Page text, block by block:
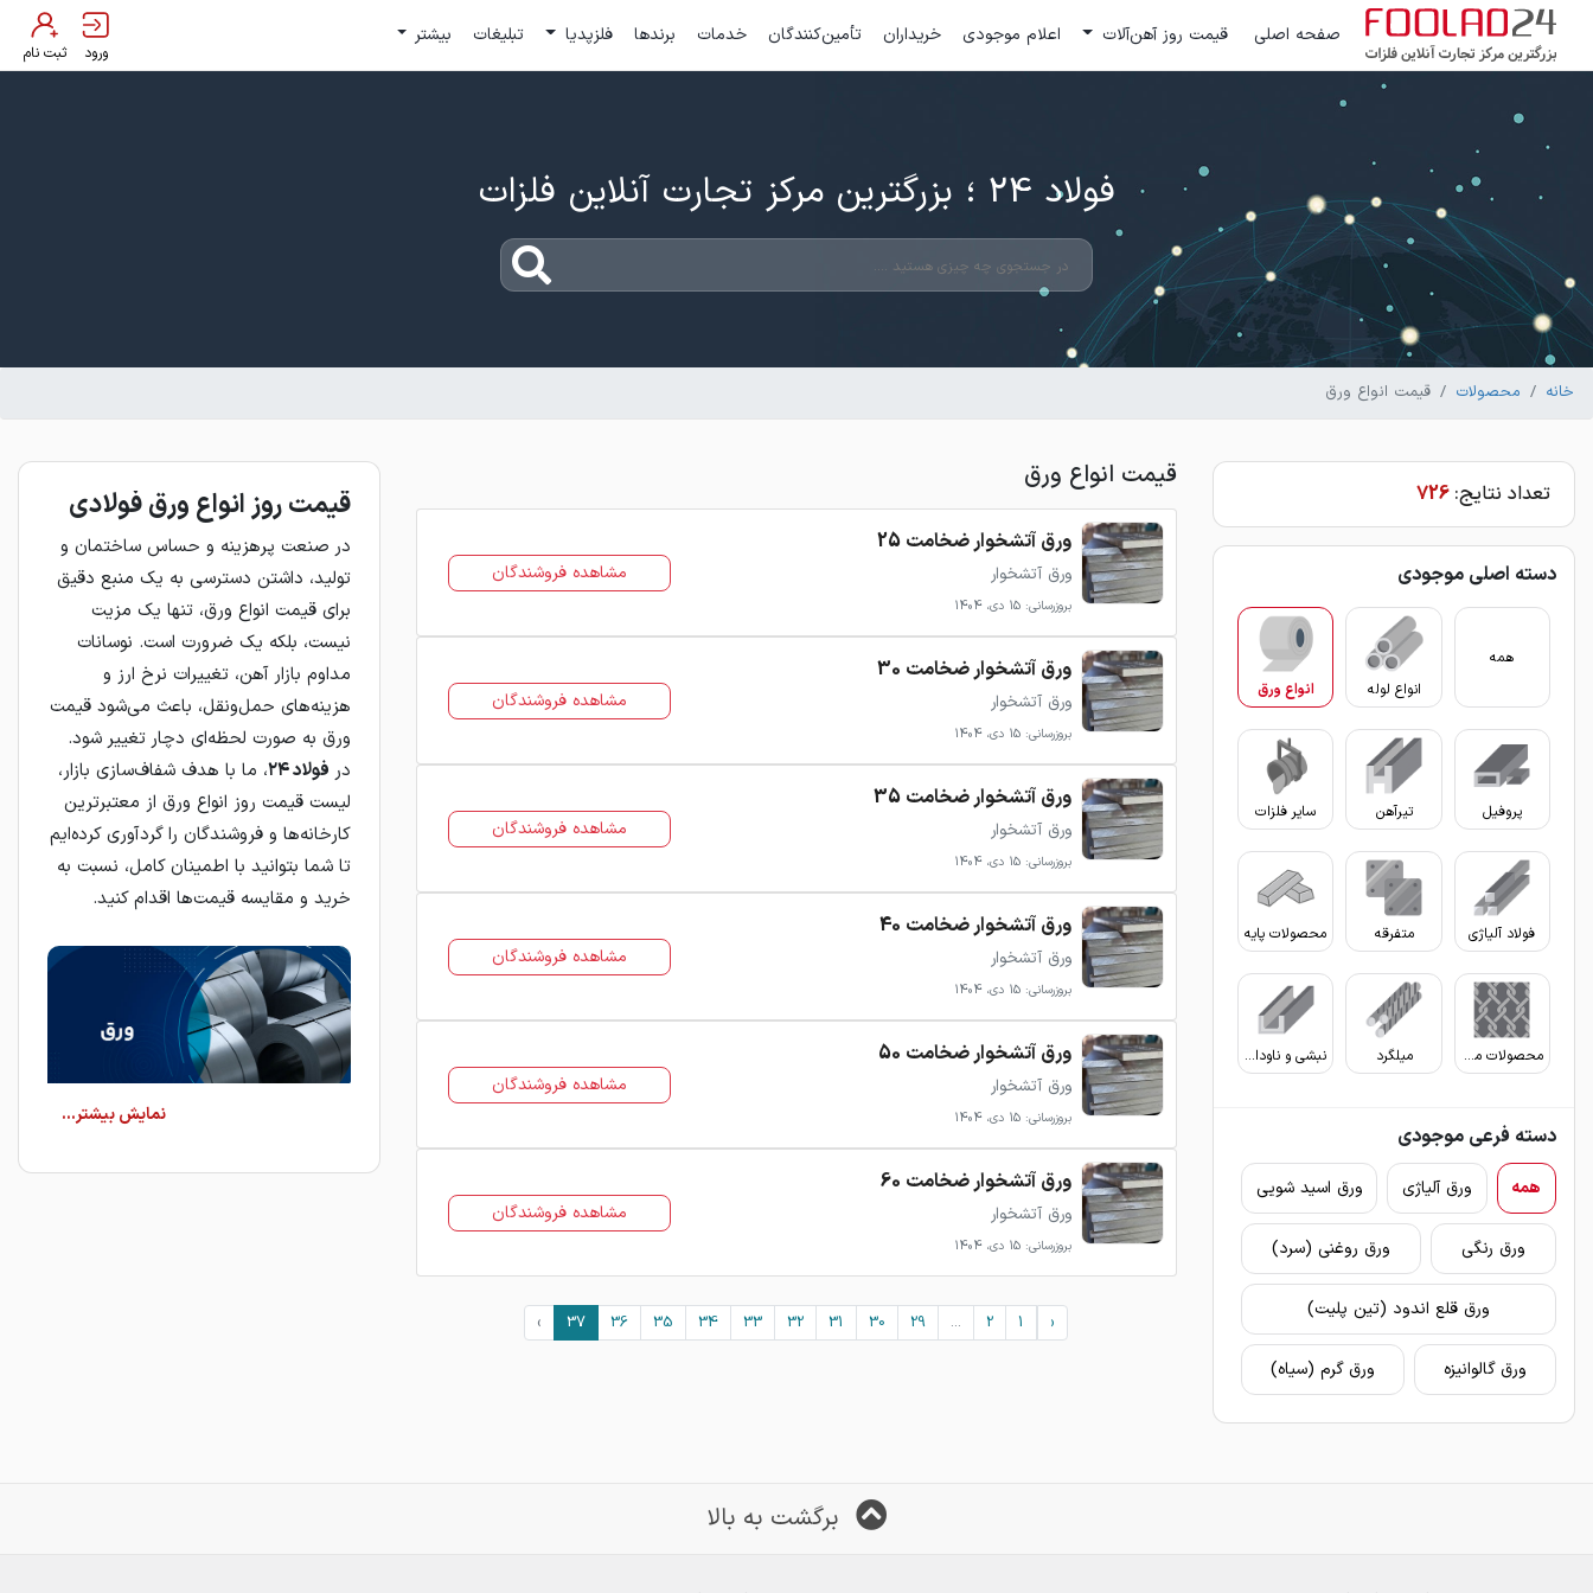
صفحه اصلی قیمت روز آهن‌آلات اعلام موجودی خریداران تأمین‌کنندگان خدمات برندها فلزپدیا تبلیغات بیشتر
ورود ثبت نام
فولاد 24 ؛ بزرگترین مرکز تجارت آنلاین فلزات
خانه محصولات قیمت انواع ورق
تعداد نتایج: 726
دسته اصلی موجودی
همه
انواع لوله
انواع ورق
پروفیل تیرآهن سایر فلزات
فولاد آلیاژی متفرقه محصولات پایه
محصولات مفتولی میلگرد نبشی و ناودانی
دسته فرعی موجودی
همه ورق آلیاژی ورق اسید شویی
ورق رنگی ورق روغنی (سرد)
ورق قلع اندود (تین پلیت)
ورق گالوانیزه ورق گرم (سیاه)
قیمت انواع ورق
ورق آتشخوار ضخامت 25
ورق آتشخوار
بروزرسانی: 15 دی، 1404
مشاهده فروشندگان
ورق آتشخوار ضخامت 30
ورق آتشخوار
بروزرسانی: 15 دی، 1404
مشاهده فروشندگان
ورق آتشخوار ضخامت 35
ورق آتشخوار
بروزرسانی: 15 دی، 1404
مشاهده فروشندگان
ورق آتشخوار ضخامت 40
ورق آتشخوار
بروزرسانی: 15 دی، 1404
مشاهده فروشندگان
ورق آتشخوار ضخامت 50
ورق آتشخوار
بروزرسانی: 15 دی، 1404
مشاهده فروشندگان
ورق آتشخوار ضخامت 60
ورق آتشخوار
بروزرسانی: 15 دی، 1404
مشاهده فروشندگان
‹
1
2
...
29
30
31
32
33
34
35
36
37
›
قیمت روز انواع ورق فولادی
در صنعت پرهزینه و حساس ساختمان و
تولید، داشتن دسترسی به یک منبع دقیق
برای قیمت انواع ورق، تنها یک مزیت
نیست، بلکه یک ضرورت است. نوسانات
مداوم بازار آهن، تغییرات نرخ ارز و
هزینه‌های حمل‌ونقل، باعث می‌شود قیمت
ورق به صورت لحظه‌ای دچار تغییر شود.
در فولاد ۲۴
، ما با هدف شفاف‌سازی بازار،
لیست قیمت روز انواع ورق از معتبرترین
کارخانه‌ها و فروشندگان را گردآوری کرده‌ایم
تا شما بتوانید با اطمینان کامل، نسبت به
خرید و مقایسه قیمت‌ها اقدام کنید.
بررسی قیمت انواع ورق بر
برگشت به بالا